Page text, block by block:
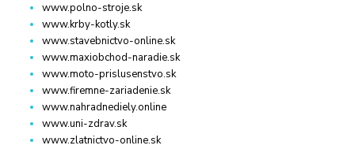
www.polno-stroje.sk
www.krby-kotly.sk
www.stavebnictvo-online.sk
www.maxiobchod-naradie.sk
www.moto-prislusenstvo.sk
www.firemne-zariadenie.sk
www.nahradnediely.online
www.uni-zdrav.sk
www.zlatnictvo-online.sk